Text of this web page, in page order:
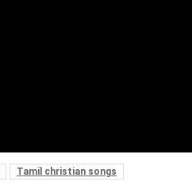
Tamil christian songs